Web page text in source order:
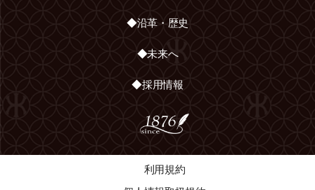
◆沿革・歴史
◆未来へ
◆採用情報
利用規約